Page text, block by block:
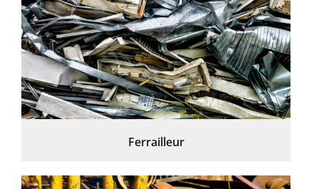
Ferrailleur